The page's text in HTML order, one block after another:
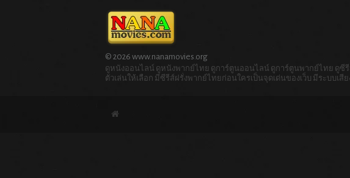
© 2026 www.nanamovies.org
ดูหนังออนไลน์ ดูหนังพากย์ไทย ดูการ์ตูนออนไลน์ ดูการ์ตูนพากย์ไทย ดูซี
ตัวเล่นให้เลือก มีซีรีส์ฝรั่งพากย์ไทยก่อนใครเป็นจุดเด่นของเว็บ มีระบบเ